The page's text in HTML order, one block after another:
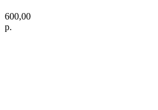
600,00
р.